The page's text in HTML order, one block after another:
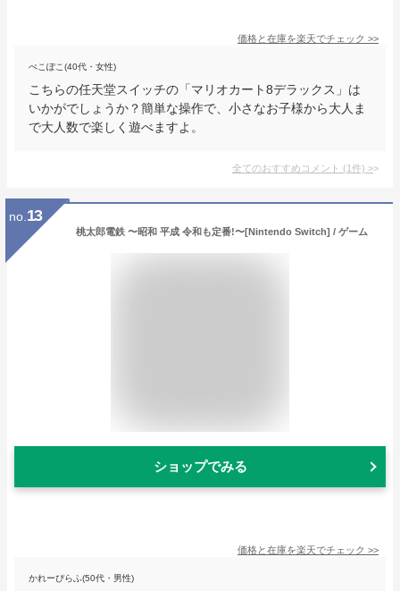
価格と在庫を楽天でチェック >>
ぺこぽこ(40代・女性)
こちらの任天堂スイッチの「マリオカート8デラックス」は
いかがでしょうか？簡単な操作で、小さなお子様から大人ま
で大人数で楽しく遊べますよ。
全てのおすすめコメント (1件) >
no. 13
桃太郎電鉄 〜昭和 平成 令和も定番!〜[Nintendo Switch] / ゲーム
ショップでみる
価格と在庫を楽天でチェック >>
かれーぴらふ(50代・男性)